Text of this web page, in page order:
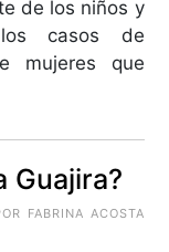
de los niños y
casos de
mujeres que
Guajira?
FABRINA ACOSTA